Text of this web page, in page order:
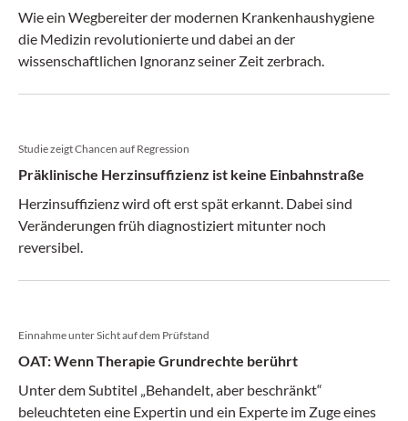
Wie ein Wegbereiter der modernen Krankenhaushygiene
die Medizin revolutionierte und dabei an der
wissenschaftlichen Ignoranz seiner Zeit zerbrach.
Studie zeigt Chancen auf Regression
Präklinische Herzinsuffizienz ist keine Einbahnstraße
Herzinsuffizienz wird oft erst spät erkannt. Dabei sind
Veränderungen früh diagnostiziert mitunter noch
reversibel.
Einnahme unter Sicht auf dem Prüfstand
OAT: Wenn Therapie Grundrechte berührt
Unter dem Subtitel „Behandelt, aber beschränkt“
beleuchteten eine Expertin und ein Experte im Zuge eines